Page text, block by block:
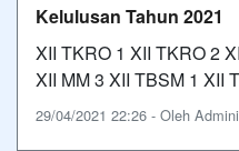
Kelulusan Tahun 2021
XII TKRO 1 XII TKRO 2
XII MM 3 XII TBSM 1 XII
29/04/2021 22:26 - Oleh